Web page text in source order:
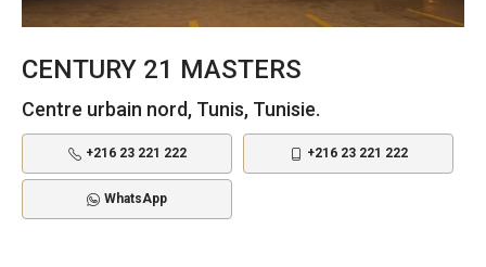
CENTURY 21 MASTERS
Centre urbain nord, Tunis, Tunisie.
+216 23 221 222 +216 23 221 222
WhatsApp